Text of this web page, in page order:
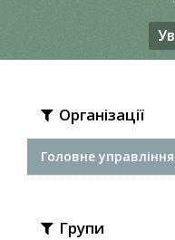
Організації
Головне
Групи